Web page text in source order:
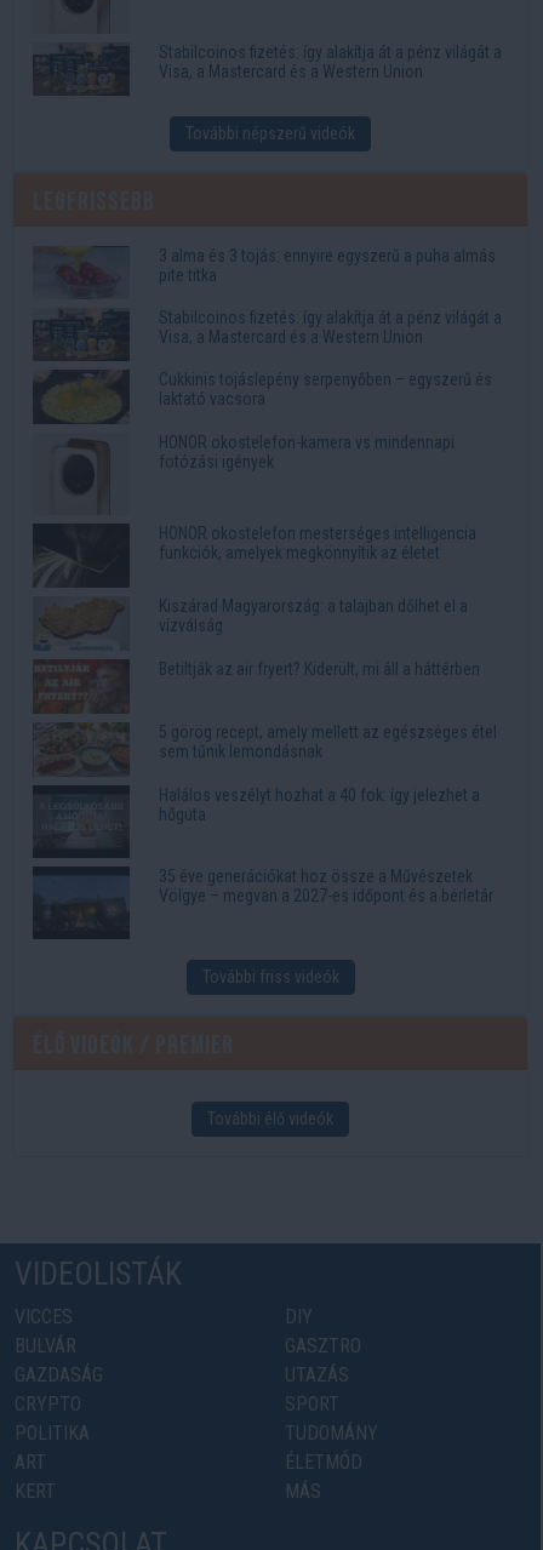
Stabilcoinos fizetés: így alakítja át a pénz világát a
Visa, a Mastercard és a Western Union
További népszerű videók
3 alma és 3 tojás: ennyire egyszerű a puha almás
pite titka
Stabilcoinos fizetés: így alakítja át a pénz világát a
Visa, a Mastercard és a Western Union
Cukkinis tojáslepény serpenyőben – egyszerű és
laktató vacsora
HONOR okostelefon-kamera vs mindennapi
fotózási igények
HONOR okostelefon mesterséges intelligencia
funkciók, amelyek megkönnyítik az életet
Kiszárad Magyarország: a talajban dőlhet el a
vízválság
Betiltják az air fryert? Kiderült, mi áll a háttérben
5 görög recept, amely mellett az egészséges étel
sem tűnik lemondásnak
Halálos veszélyt hozhat a 40 fok: így jelezhet a
hőguta
35 éve generációkat hoz össze a Művészetek
Völgye – megvan a 2027-es időpont és a bérletár
További friss videók
További élő videók
VIDEOLISTÁK
VICCES
BULVÁR
GAZDASÁG
CRYPTO
POLITIKA
ART
KERT
DIY
GASZTRO
UTAZÁS
SPORT
TUDOMÁNY
ÉLETMÓD
MÁS